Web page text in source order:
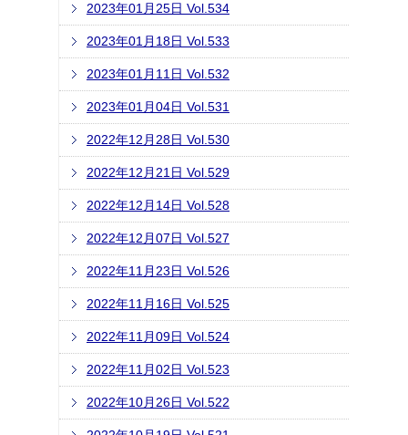
2023年01月25日 Vol.534
2023年01月18日 Vol.533
2023年01月11日 Vol.532
2023年01月04日 Vol.531
2022年12月28日 Vol.530
2022年12月21日 Vol.529
2022年12月14日 Vol.528
2022年12月07日 Vol.527
2022年11月23日 Vol.526
2022年11月16日 Vol.525
2022年11月09日 Vol.524
2022年11月02日 Vol.523
2022年10月26日 Vol.522